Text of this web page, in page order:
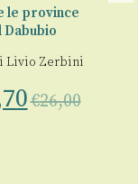
le province
Dabubio
Livio Zerbini
€26,00